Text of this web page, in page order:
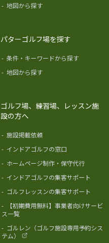
- 地図から探す
パターゴルフ場を探す
- 条件・キーワードから探す
- 地図から探す
ゴルフ場、練習場、レッスン施
設の方へ
- 施設掲載依頼
- インドアゴルフの窓口
- ホームページ制作・保守代行
- インドアゴルフの集客サポート
- ゴルフレッスンの集客サポート
-
【初期費用無料】事業者向けサービ
ス一覧
- ゴルレン（ゴルフ施設専用予約シス
テム）